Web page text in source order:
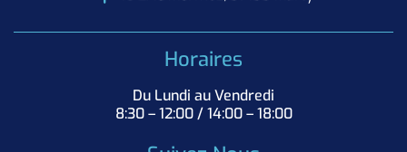
Horaires
Du Lundi au Vendredi
8:30 – 12:00 / 14:00 – 18:00